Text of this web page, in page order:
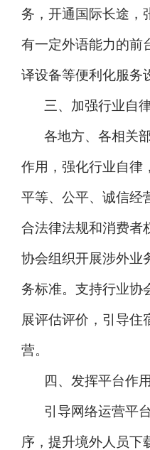
务，开通国际长途，
有一定外语能力的前
译设备等便利化服务
三、加强行业自
各地方、各相关
作用，强化行业自律
平等、公平、诚信经
合法律法规和消费者
协会组织开展涉外业
务标准。支持行业协
展评估评价，引导住
营。
四、发挥平台作用
引导网络运营平
序，提升境外人员下